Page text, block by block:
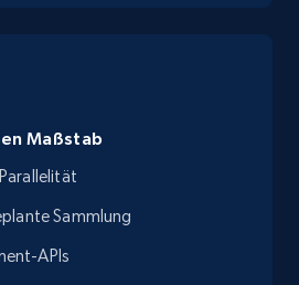
Business details, and
Gratis testen
- Collect
Maßstab
Sammlung
APIs